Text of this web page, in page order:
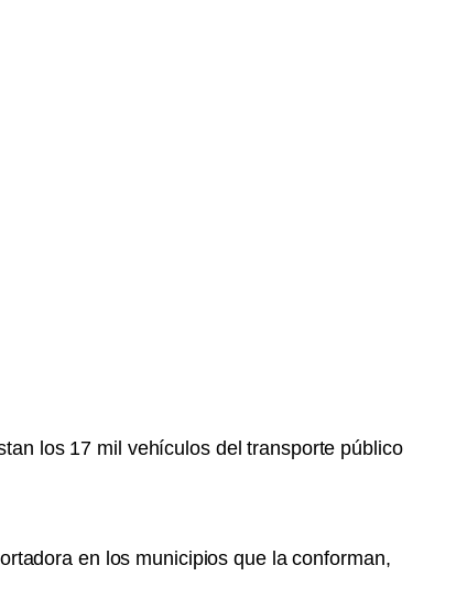
los 17 mil vehículos del transporte público
en los municipios que la conforman,